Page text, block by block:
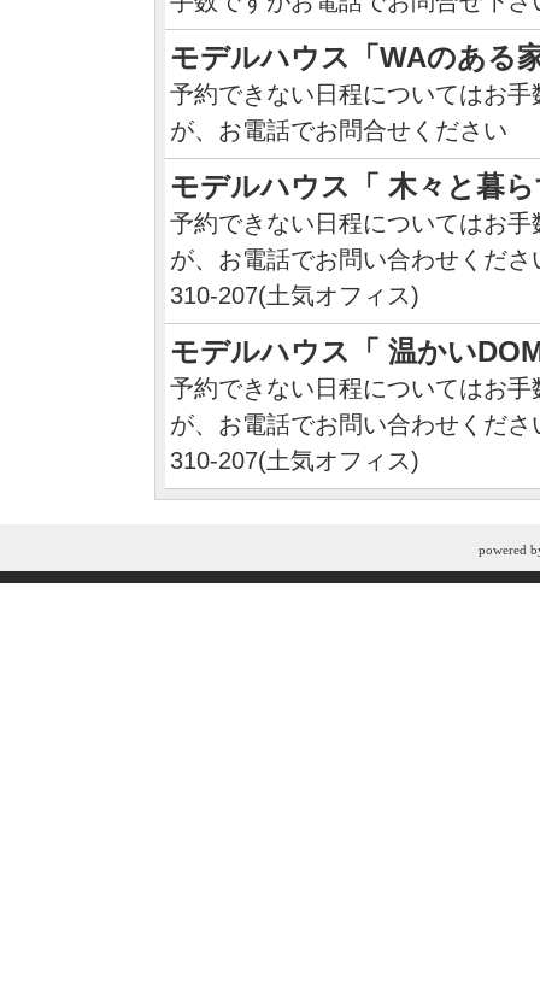
モデルハウス「WAのある
予約できない日程についてはお手
が、お電話でお問合せください
モデルハウス「 木々と暮
予約できない日程についてはお手
が、お電話でお問い合わせくださ
310-207(土気オフィス)
モデルハウス「 温かい
予約できない日程についてはお手
が、お電話でお問い合わせくださ
310-207(土気オフィス)
powered